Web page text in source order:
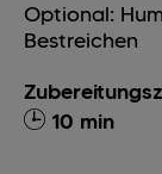
Optional:
Bestreichen
10 min